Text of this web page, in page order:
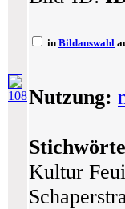
108
in Bildauswahl
Nutzung:
Kultur